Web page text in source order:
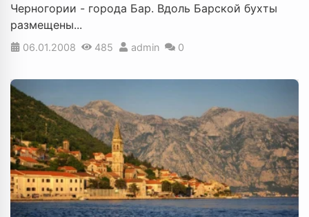
Черногории - города Бар. Вдоль Барской бухты
размещены...
06.01.2008 485 admin 0